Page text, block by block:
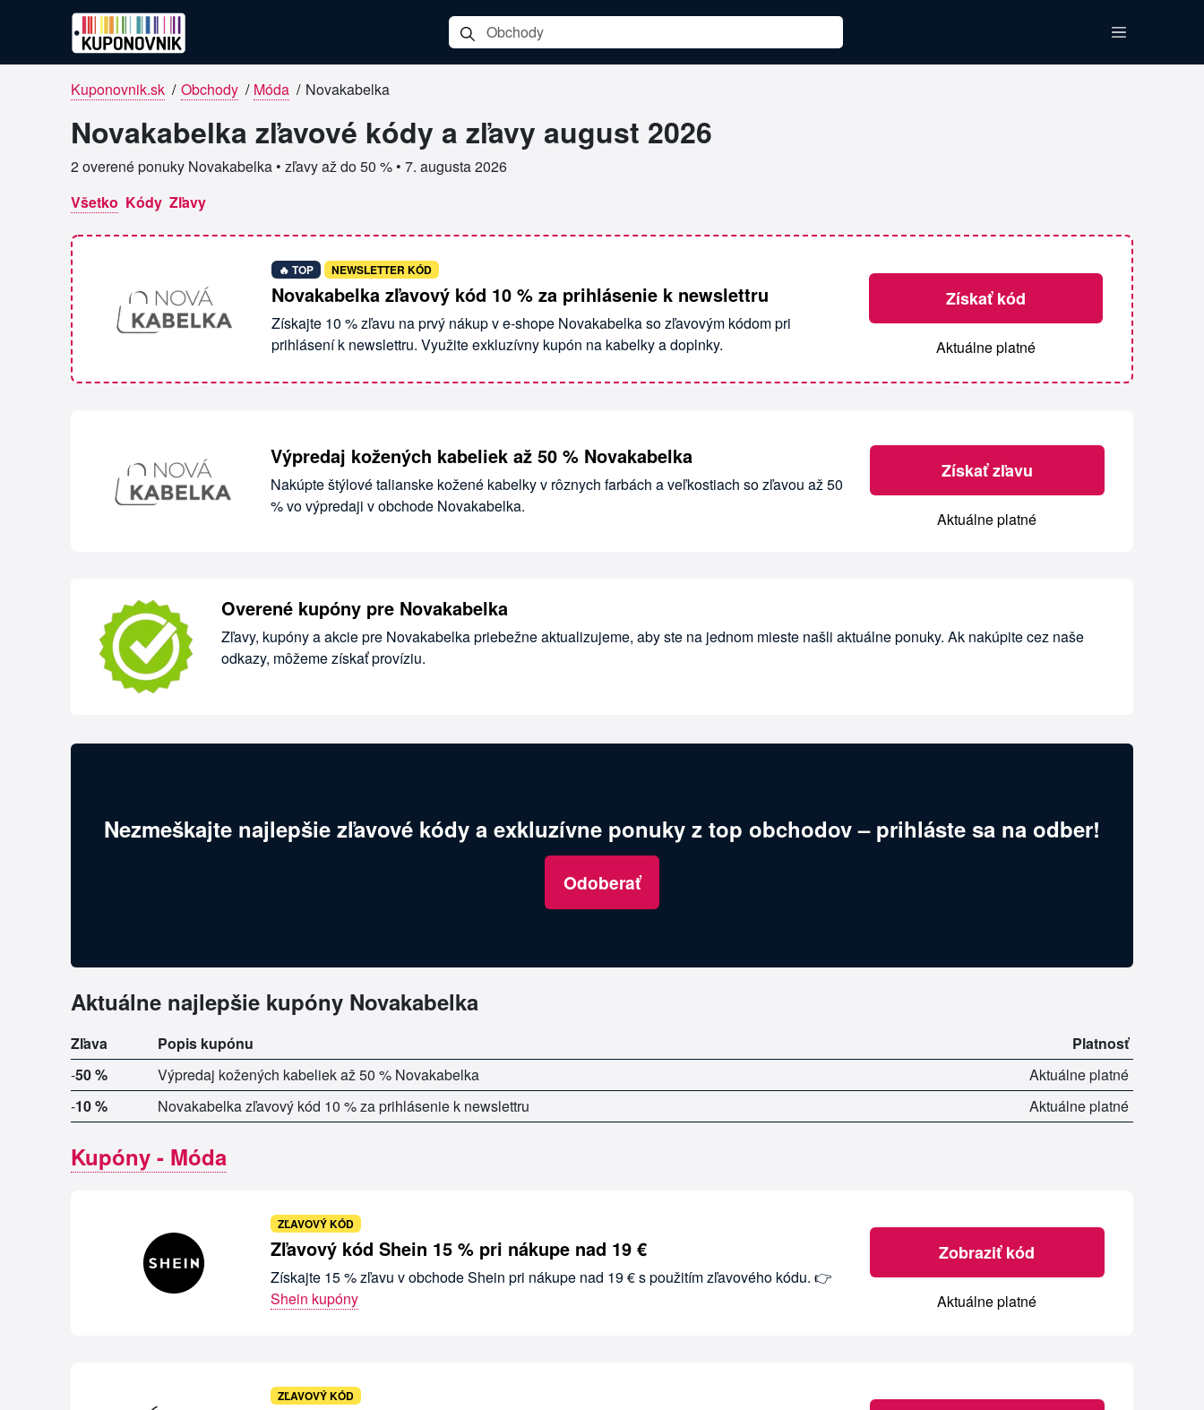
Kuponovnik.sk / Obchody / Móda / Novakabelka
Novakabelka zľavové kódy a zľavy august 2026
2 overené ponuky Novakabelka • zľavy až do 50 % • 7. augusta 2026
Overené kupóny pre Novakabelka
Všetko Kódy Zľavy
🔥 TOP NEWSLETTER KÓD
Novakabelka zľavový kód 10 % za prihlásenie k newslettru
Získajte 10 % zľavu na prvý nákup v e-shope Novakabelka so zľavovým kódom pri
prihlásení k newslettru. Využite exkluzívny kupón na kabelky a doplnky.
Získať kód
Aktuálne platné
Výpredaj kožených kabeliek až 50 % Novakabelka
Nakúpte štýlové talianske kožené kabelky v rôznych farbách a veľkostiach so zľavou až 50
% vo výpredaji v obchode Novakabelka.
Získať zľavu
Aktuálne platné
Overené kupóny pre Novakabelka
Zľavy, kupóny a akcie pre Novakabelka priebežne aktualizujeme, aby ste na jednom mieste našli aktuálne ponuky. Ak nakúpite cez naše
odkazy, môžeme získať províziu.
Nezmeškajte najlepšie zľavové kódy a exkluzívne ponuky z top obchodov – prihláste sa na odber!
Odoberať
Aktuálne najlepšie kupóny Novakabelka
Zľava Popis kupónu
Platnosť
-50 % Výpredaj kožených kabeliek až 50 % Novakabelka
Aktuálne platné
-10 % Novakabelka zľavový kód 10 % za prihlásenie k newslettru Aktuálne platné
Kupóny - Móda
ZĽAVOVÝ KÓD
Zľavový kód Shein 15 % pri nákupe nad 19 €
Získajte 15 % zľavu v obchode Shein pri nákupe nad 19 € s použitím zľavového kódu. 👉
Shein kupóny
Zobraziť kód
Aktuálne platné
ZĽAVOVÝ KÓD